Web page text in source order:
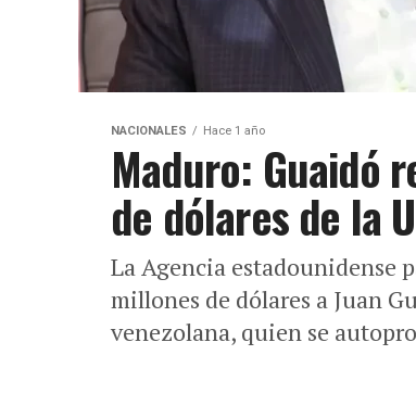
NACIONALES Hace 1 año
Maduro: Guaidó
de dólares de la
La Agencia estadounidense
millones de dólares a Juan
venezolana, quien se